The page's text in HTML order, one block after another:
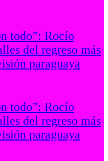
todo”: Rocío
del regreso más
paraguaya
todo”: Rocío
del regreso más
paraguaya